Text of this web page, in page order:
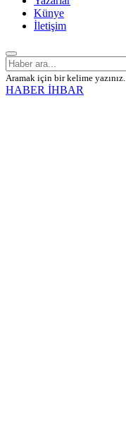
Künye
İletişim
Aramak için bir kelime yazınız.
HABER İHBAR